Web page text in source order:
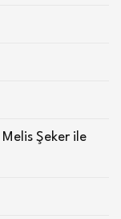
Melis Şeker ile